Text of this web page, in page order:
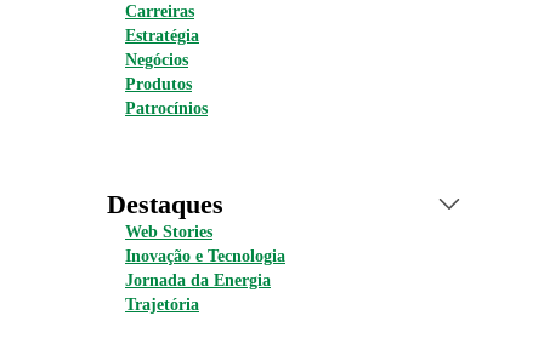
Carreiras
Estratégia
Negócios
Produtos
Patrocínios
Destaques
Web Stories
Inovação e Tecnologia
Jornada da Energia
Trajetória